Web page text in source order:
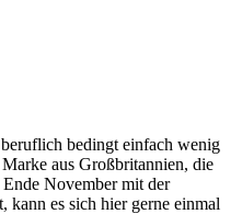
beruflich bedingt einfach wenig
aus Großbritannien, die
November mit der
kann es sich hier gerne einmal